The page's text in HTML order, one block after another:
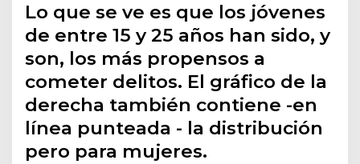
Lo que se ve es que los jóvenes
de entre 15 y 25 años han sido, y
son, los más propensos a
cometer delitos. El gráfico de la
derecha también contiene -en
línea punteada - la distribución
pero para mujeres.